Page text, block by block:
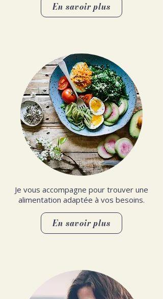
En savoir plus
Je vous accompagne pour trouver une
alimentation adaptée à vos besoins.
En savoir plus